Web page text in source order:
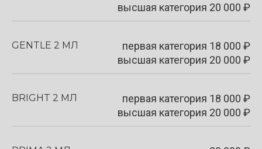
высшая категория 20 000 ₽
GENTLE 2 МЛ первая категория 18 000 ₽
высшая категория 20 000 ₽
BRIGHT 2 МЛ первая категория 18 000 ₽
высшая категория 20 000 ₽